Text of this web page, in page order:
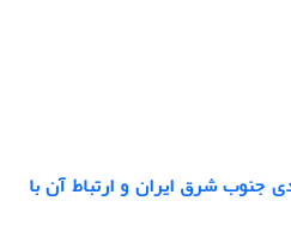
جنوب شرق ایران و ارتباط آن با